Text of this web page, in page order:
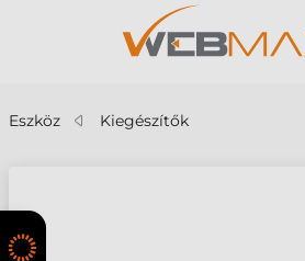
Eszköz Kiegészítők